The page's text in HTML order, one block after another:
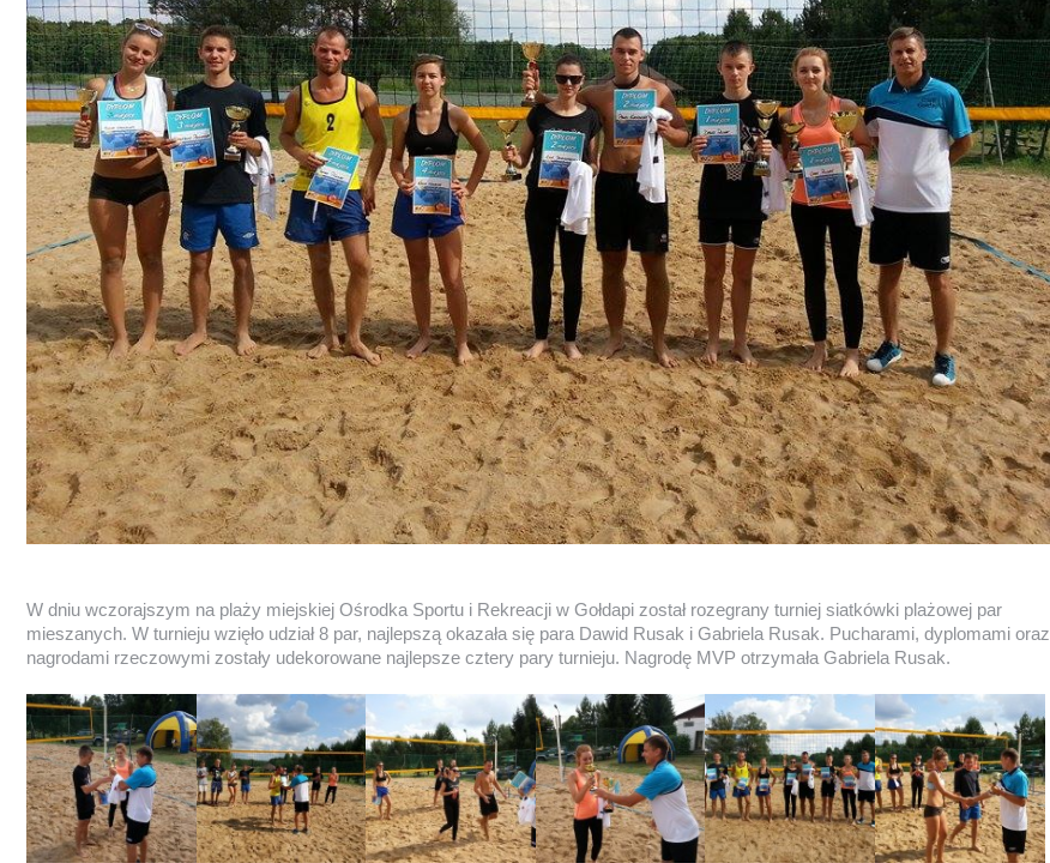
W dniu wczorajszym na plaży miejskiej Ośrodka Sportu i Rekreacji w Gołdapi został rozegrany turniej siatkówki plażowej par
mieszanych. W turnieju wzięło udział 8 par, najlepszą okazała się para Dawid Rusak i Gabriela Rusak. Pucharami, dyplomami oraz
nagrodami rzeczowymi zostały udekorowane najlepsze cztery pary turnieju. Nagrodę MVP otrzymała Gabriela Rusak.